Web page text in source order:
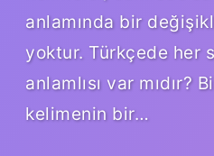
anlamında bir
yoktur. Türkçede her
anlamlısı var mıdır?
kelimenin bir…